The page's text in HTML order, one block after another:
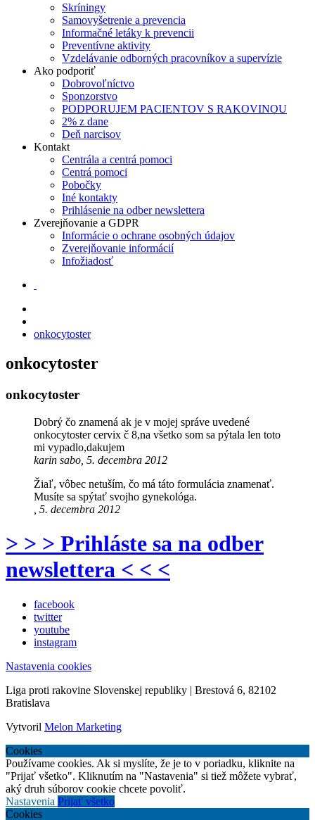
Skríningy
Samovyšetrenie a prevencia
Informačné letáky k prevencii
Preventívne aktivity
Vzdelávanie odborných pracovníkov a supervízie
Ako podporiť
Dobrovoľníctvo
Sponzorstvo
PODPORUJEM PACIENTOV S RAKOVINOU
2% z dane
Deň narcisov
Kontakt
Centrála a centrá pomoci
Centrá pomoci
Pobočky
Iné kontakty
Prihlásenie na odber newslettera
Zverejňovanie a GDPR
Informácie o ochrane osobných údajov
Zverejňovanie informácií
Infožiadosť
onkocytoster
onkocytoster
onkocytoster
Dobrý čo znamená ak je v mojej správe uvedené
onkocytoster cervix č 8,na všetko som sa pýtala len toto
mi vypadlo,dakujem
karin sabo, 5. decembra 2012
Žiaľ, vôbec netuším, čo má táto formulácia znamenať.
Musíte sa spýtať svojho gynekológa.
, 5. decembra 2012
> > > Prihláste sa na odber
newslettera < < <
facebook
twitter
youtube
instagram
Nastavenia cookies
Liga proti rakovine Slovenskej republiky | Brestová 6, 82102
Bratislava
Vytvoril Melon Marketing
Cookies
Používame cookies. Ak si myslíte, že je to v poriadku, kliknite na
"Prijať všetko". Kliknutím na "Nastavenia" si tiež môžete vybrať,
aký druh súborov cookie chcete povoliť.
Nastavenia Prijať všetko
Cookies